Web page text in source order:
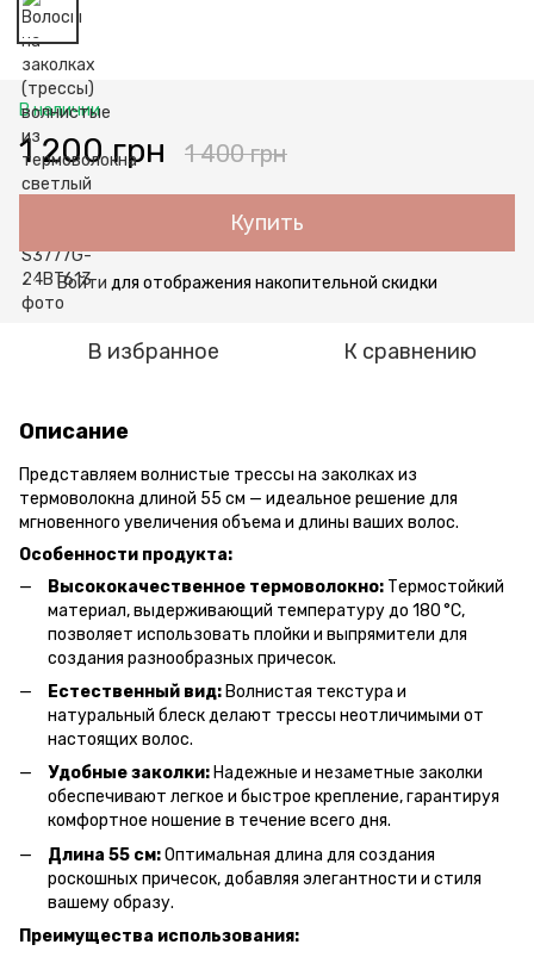
В наличии
1 200 грн 1 400 грн
Купить
% Войти для отображения накопительной скидки
В избранное К сравнению
Описание
Представляем волнистые трессы на заколках из
термоволокна длиной 55 см — идеальное решение для
мгновенного увеличения объема и длины ваших волос.
Особенности продукта:
Высококачественное термоволокно: Термостойкий
материал, выдерживающий температуру до 180 °C,
позволяет использовать плойки и выпрямители для
создания разнообразных причесок.
Естественный вид: Волнистая текстура и
натуральный блеск делают трессы неотличимыми от
настоящих волос.
Удобные заколки: Надежные и незаметные заколки
обеспечивают легкое и быстрое крепление, гарантируя
комфортное ношение в течение всего дня.
Длина 55 см:Оптимальная длина для создания
роскошных причесок, добавляя элегантности и стиля
вашему образу.
Преимущества использования: